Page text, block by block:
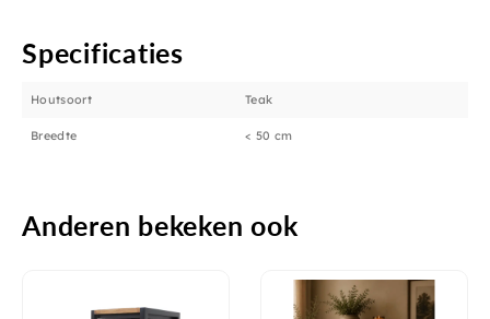
Specificaties
Houtsoort Teak
Breedte < 50 cm
Anderen bekeken ook